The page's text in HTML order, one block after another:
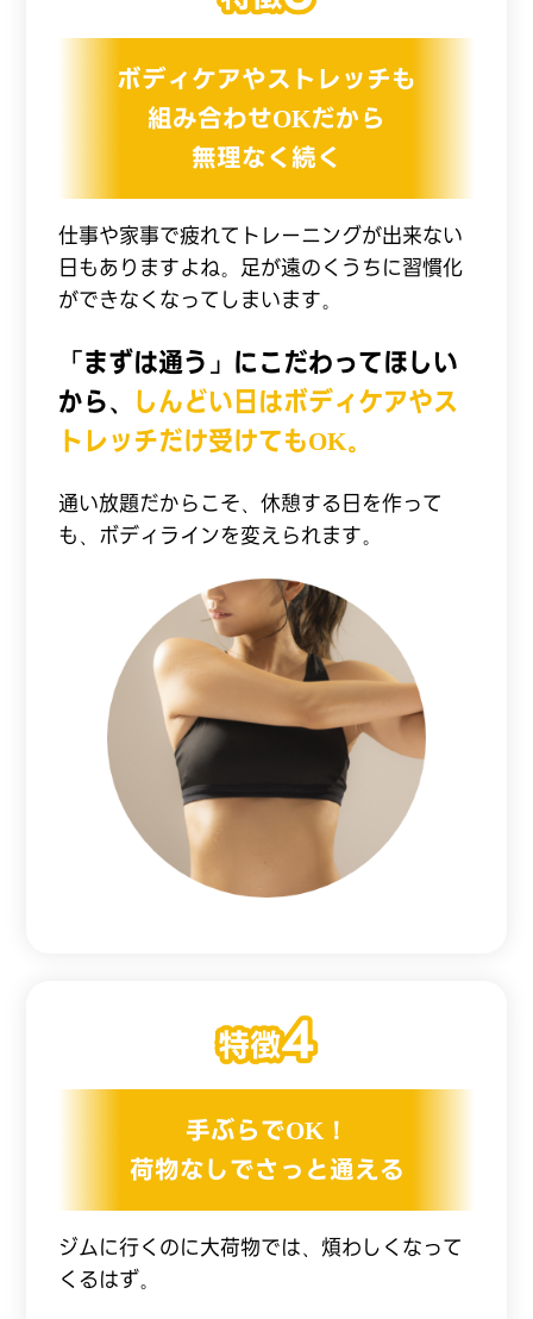
ボディケアやストレッチも
組み合わせOKだから
無理なく続く
仕事や家事で疲れてトレーニングが出来ない
日もありますよね。足が遠のくうちに習慣化
ができなくなってしまいます。
「まずは通う」にこだわってほしい
から、 しんどい日はボディケアやス
トレッチだけ受けてもOK。
通い放題だからこそ、休憩する日を作って
も、ボディラインを変えられます。
手ぶらでOK！
荷物なしでさっと通える
ジムに行くのに大荷物では、煩わしくなって
くるはず。